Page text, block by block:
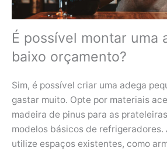
É possível montar uma
baixo orçamento?
Sim, é possível criar uma adega
gastar muito. Opte por materiais
madeira de pinus para as
modelos básicos de
utilize espaços existentes, como